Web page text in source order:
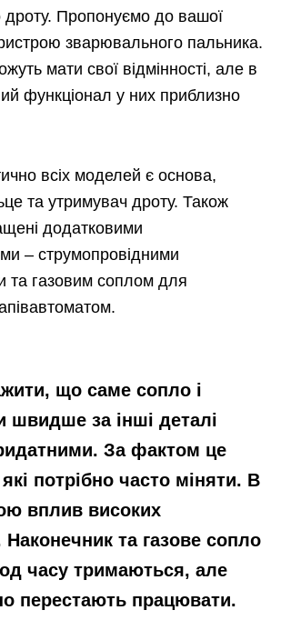
дроту. Пропонуємо до вашої
зварювального пальника.
мати свої відмінності, але в
функціонал у них приблизно
всіх моделей є основа,
та утримувач дроту. Також
додатковими
– струмопровідними
та газовим соплом для
що саме сопло і
швидше за інші деталі
За фактом це
потрібно часто міняти. В
вплив високих
Наконечник та газове сопло
часу тримаються, але
перестають працювати.